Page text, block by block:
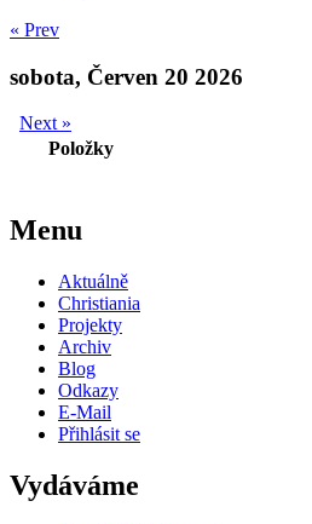
« Prev
sobota, Červen 20 2026
Next »
Položky
Menu
Aktuálně
Christiania
Projekty
Archiv
Blog
Odkazy
E-Mail
Přihlásit se
Vydáváme